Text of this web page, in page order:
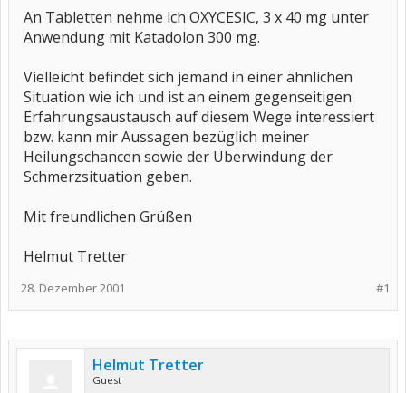
An Tabletten nehme ich OXYCESIC, 3 x 40 mg unter
Anwendung mit Katadolon 300 mg.
Vielleicht befindet sich jemand in einer ähnlichen
Situation wie ich und ist an einem gegenseitigen
Erfahrungsaustausch auf diesem Wege interessiert
bzw. kann mir Aussagen bezüglich meiner
Heilungschancen sowie der Überwindung der
Schmerzsituation geben.
Mit freundlichen Grüßen
Helmut Tretter
#1
28. Dezember 2001
Helmut Tretter
Guest